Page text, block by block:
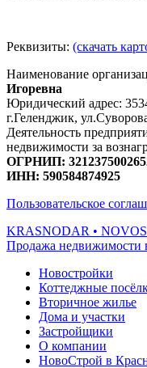
Реквизиты: (скачать
Наименование
Игоревна
Юридический адрес:
г.Геленджик,
Деятельность
недвижимости за
ОГРНИП:
ИНН: 590584874925
Пользовательское
KRASNODAR •
Продажа недвижимости
Новостройки
Коттеджные
Вторичное жилье
Дома и участки
Застройщики
О компании
НовоСтрой в